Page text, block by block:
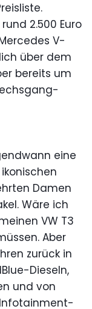
2.500 Euro
V-
über dem
bereits um
eine
Damen
Wäre ich
VW T3
Aber
zurück in
Dieseln,
und von